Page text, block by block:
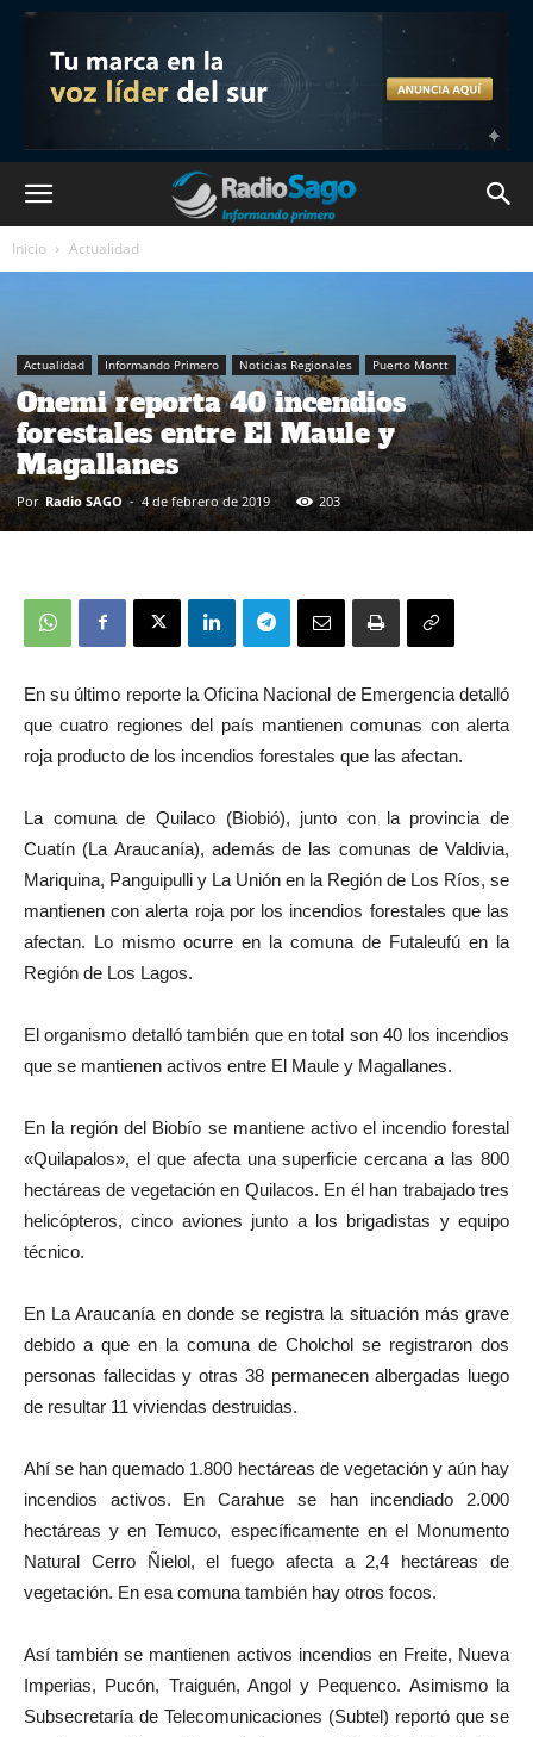
Inicio Actualidad
Actualidad Informando Primero Noticias Regionales Puerto Montt
Onemi reporta 40 incendios
forestales entre El Maule y
Magallanes
Por Radio SAGO - 4 de febrero de 2019 203
En su último reporte la Oficina Nacional de Emergencia detalló
que cuatro regiones del país mantienen comunas con alerta
roja producto de los incendios forestales que las afectan.
La comuna de Quilaco (Biobió), junto con la provincia de
Cuatín (La Araucanía), además de las comunas de Valdivia,
Mariquina, Panguipulli y La Unión en la Región de Los Ríos, se
mantienen con alerta roja por los incendios forestales que las
afectan. Lo mismo ocurre en la comuna de Futaleufú en la
Región de Los Lagos.
El organismo detalló también que en total son 40 los incendios
que se mantienen activos entre El Maule y Magallanes.
En la región del Biobío se mantiene activo el incendio forestal
«Quilapalos», el que afecta una superficie cercana a las 800
hectáreas de vegetación en Quilacos. En él han trabajado tres
helicópteros, cinco aviones junto a los brigadistas y equipo
técnico.
En La Araucanía en donde se registra la situación más grave
debido a que en la comuna de Cholchol se registraron dos
personas fallecidas y otras 38 permanecen albergadas luego
de resultar 11 viviendas destruidas.
Ahí se han quemado 1.800 hectáreas de vegetación y aún hay
incendios activos. En Carahue se han incendiado 2.000
hectáreas y en Temuco, específicamente en el Monumento
Natural Cerro Ñielol, el fuego afecta a 2,4 hectáreas de
vegetación. En esa comuna también hay otros focos.
Así también se mantienen activos incendios en Freite, Nueva
Imperias, Pucón, Traiguén, Angol y Pequenco. Asimismo la
Subsecretaría de Telecomunicaciones (Subtel) reportó que se